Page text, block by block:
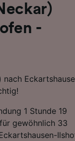
-
1 Stunde 19
gewöhnlich 33